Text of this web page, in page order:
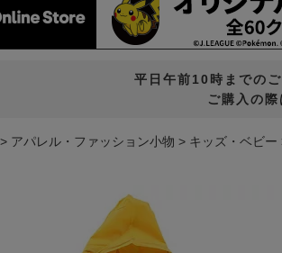
平日午前10時までの
ご購入の
アパレル・ファッション小物 キッズ・ベビー